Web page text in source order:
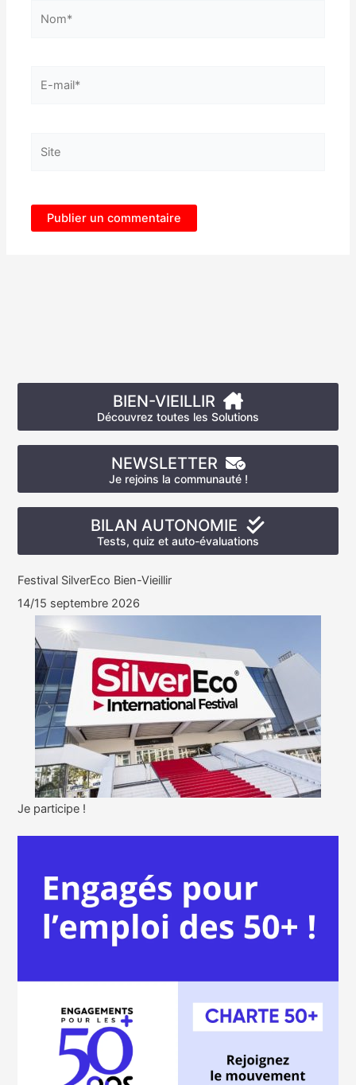
mail*
BIEN-VIEILLIR
Découvrez toutes les Solutions
NEWSLETTER
Je rejoins la communauté !
BILAN AUTONOMIE
Tests, quiz et auto-évaluations
Festival SilverEco Bien-Vieillir
14/15 septembre 2026
Je participe !